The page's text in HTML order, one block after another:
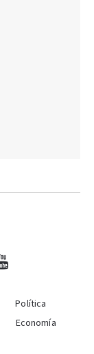
Política
Economía